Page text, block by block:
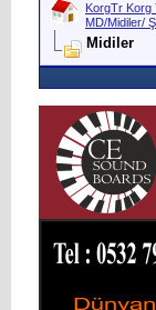
KorgTr Korg
MD/Midiler/
Midiler